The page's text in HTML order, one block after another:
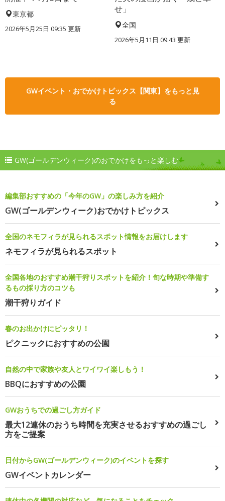
東京都
2026年5月25日 09:35 更新
せ」
全国
2026年5月11日 09:43 更新
GWイベント・おでかけトピックス【関東】をもっと見
る
GW(ゴールデンウィーク)のおでかけをもっと楽しむ
編集部おすすめの「今年のGW」の楽しみ方を紹介
GW(ゴールデンウィーク)おでかけトピックス
全国のネモフィラが見られるスポット情報をお届けします
ネモフィラが見られるスポット
全国各地のおすすめ潮干狩りスポットを紹介！旬な時期や準備す
るもの採り方のコツも
潮干狩りガイド
春のお出かけにピッタリ！
ピクニックにおすすめの公園
自然の中で家族や友人とワイワイ楽しもう！
BBQにおすすめの公園
GWおうちでの過ごし方ガイド
最大12連休のおうち時間を充実させるおすすめの過ごし
方をご提案
日付からGW(ゴールデンウィーク)のイベントを探す
GWイベントカレンダー